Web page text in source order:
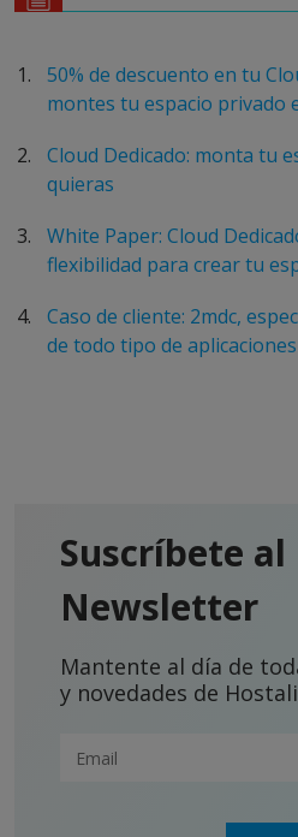
50% de descuento en tu
montes tu espacio privado
Cloud Dedicado: monta tu
quieras
White Paper: Cloud
flexibilidad para crear tu
Caso de cliente: 2mdc,
de todo tipo de
Suscríbete al
Newsletter
Mantente al día de
y novedades de